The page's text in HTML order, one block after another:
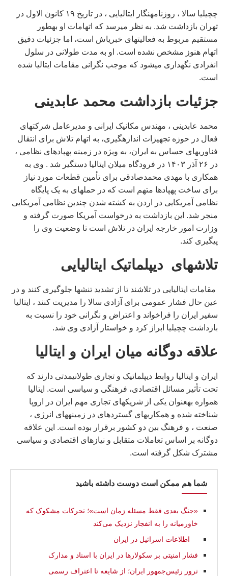
چچیلیا سالا ، روزنامهنگار ایتالیایی ، در تاریخ ۱۹ کانون الاول در
تهران بازداشت شد. به نظر میرسد که اتهامات او بهطور
مستقیم مربوط به فعالیتهای خبریاش است، اما جزئیات دقیق
اتهام هنوز مشخص نشده است. او به مدت طولانی در سلول
انفرادی نگهداری میشود که موجب نگرانی مقامات ایتالیا شده
است.
جزئیات بازداشت محمد عابدینی
محمد عابدینی ، مهندس مکانیک ایرانی و مدیرعامل شرکتهای
فعال در حوزه تجهیزات اندازهگیری، به اتهام تلاش برای انتقال
فناوریهای حساس به ایران، به ویژه در زمینه پهپادهای نظامی ،
در ۲۶ آذر ۱۴۰۳ در فرودگاه میلان ایتالیا دستگیر شد . وی به
همکاری با مهدی محمدصادقی برای تأمین قطعات مورد نیاز
برای ساخت پهپادها متهم است که در حملهای به یک پایگاه
نظامی آمریکایی در اردن به کشته شدن چندین نظامی آمریکایی
منجر شد. این بازداشت به درخواست آمریکا صورت گرفته و
وزارت امور خارجه ایران در تلاش است تا وضعیت وی را
پیگیری کند.
تلاشهای دیپلماتیک ایتالیایی
مقامات ایتالیایی در تلاشند تا از تشدید تنشها جلوگیری کنند و در
عین حال فشار عمومی برای آزادی سالا را مدیریت کنند ، ایتالیا
سفیر ایران را فراخواند و اعتراض و نگرانی خود را نسبت به
بازداشت چچیلیا ابراز کرد و خواستار آزادی وی شد.
علاقه دوگانه میان ایران و ایتالیا
ایران و ایتالیا روابط دیپلماتیک و تجاری طولانیمدتی دارند که
تحت تأثیر مسائل اقتصادی، فرهنگی و سیاسی است. ایتالیا
همواره بهعنوان یکی از شریکهای تجاری مهم ایران در اروپا
شناخته شده و همکاریهای گستردهای در زمینههای انرژی ،
صنعت ، و فرهنگ بین دو کشور برقرار بوده است. این علاقه
دوگانه بر اساس تعاملات متقابل و نیازهای اقتصادی و سیاسی
مشترک شکل گرفته است.
شما هم ممکن است دوست داشته باشید
«جنگ بعدی فقط مسئله زمان است»؛ تحرکات مشکوک که
خاورمیانه را به انفجار نزدیک می‌کند
اطلاعات اسرائيل در ايران
فشار امنیتی بر سکولارها در ایران با اسناد و مدارک
ترور رئیس‌جمهور ایران؛ از شایعه تا اعتراف رسمی